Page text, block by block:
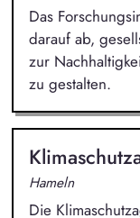
Das
darauf ab,
zur
zu gestalten.
Hameln
Die